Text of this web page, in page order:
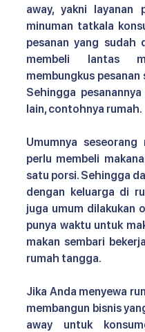
away, yakni layanan
minuman tatkala
pesanan yang sudah
membeli lantas
membungkus
Sehingga
lain, contohnya rumah.
Umumnya
perlu membeli
satu porsi. Sehingga
dengan keluarga di
juga umum dilakukan
punya waktu untuk
makan sembari
rumah tangga.
Jika Anda menyewa
membangun bisnis
away untuk